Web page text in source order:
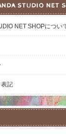
STUDIO NET
NET SHOPについ
記